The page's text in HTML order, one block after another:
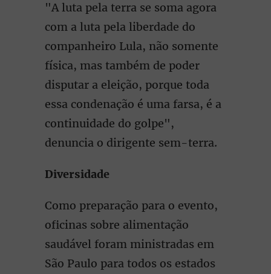
"A luta pela terra se soma agora
com a luta pela liberdade do
companheiro Lula, não somente
física, mas também de poder
disputar a eleição, porque toda
essa condenação é uma farsa, é a
continuidade do golpe",
denuncia o dirigente sem-terra.
Diversidade
Como preparação para o evento,
oficinas sobre alimentação
saudável foram ministradas em
São Paulo para todos os estados